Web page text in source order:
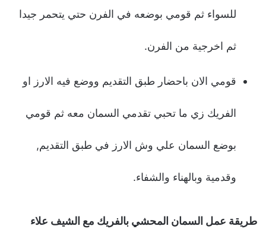
للسواء ثم قومي بوضعه في الفرن حتي يتحمر جيدا
ثم اخرجية من الفرن.
قومي الان باحضار طبق التقديم ووضع فيه الارز او
الفريك زي ما تحبي تقدمي السمان معه ثم قومي
بوضع السمان علي وش الارز في طبق التقديم,
وقدمية وبالهناء والشفاء.
طريقة عمل السمان المحشي بالفريك مع الشيف علاء